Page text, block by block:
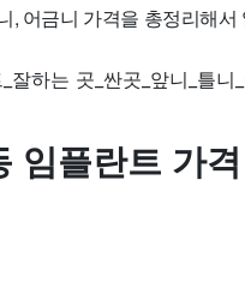
, 어금니 가격을 총정리해
임플란트 가